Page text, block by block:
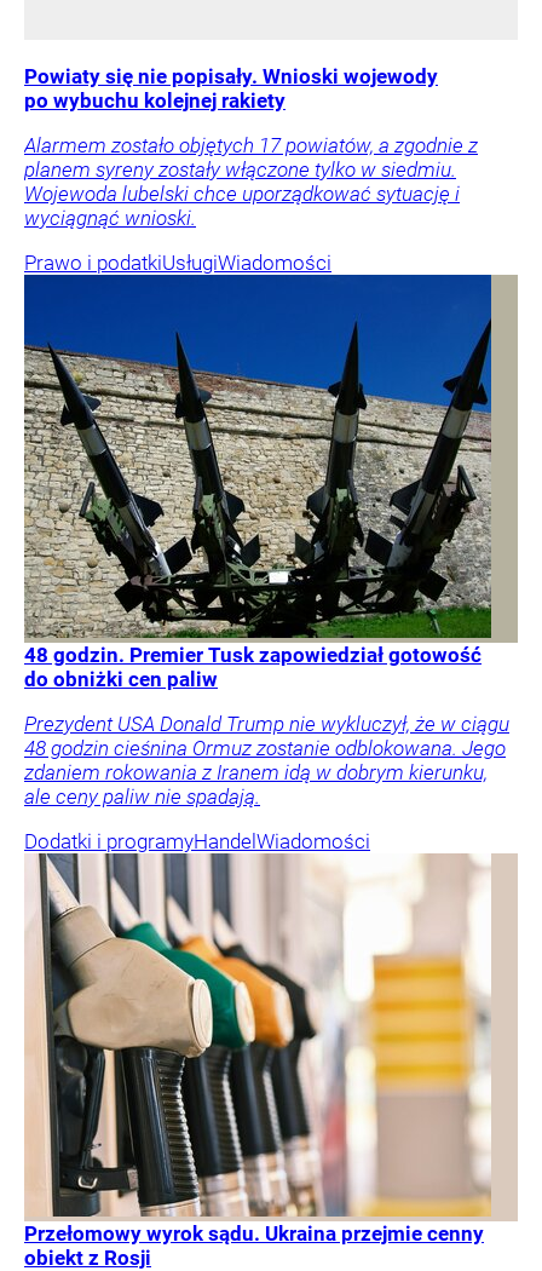
Powiaty się nie popisały. Wnioski wojewody
po wybuchu kolejnej rakiety
Alarmem zostało objętych 17 powiatów, a zgodnie z
planem syreny zostały włączone tylko w siedmiu.
Wojewoda lubelski chce uporządkować sytuację i
wyciągnąć wnioski.
Prawo i podatkiUsługiWiadomości
48 godzin. Premier Tusk zapowiedział gotowość
do obniżki cen paliw
Prezydent USA Donald Trump nie wykluczył, że w ciągu
48 godzin cieśnina Ormuz zostanie odblokowana. Jego
zdaniem rokowania z Iranem idą w dobrym kierunku,
ale ceny paliw nie spadają.
Dodatki i programyHandelWiadomości
Przełomowy wyrok sądu. Ukraina przejmie cenny
obiekt z Rosji